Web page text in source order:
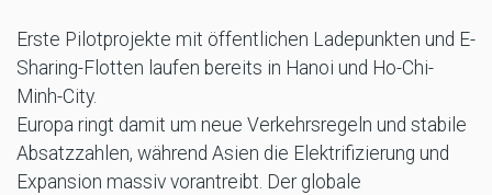
Erste Pilotprojekte mit öffentlichen Ladepunkten und E-
Sharing-Flotten laufen bereits in Hanoi und Ho-Chi-
Minh-City.
Europa ringt damit um neue Verkehrsregeln und stabile
Absatzzahlen, während Asien die Elektrifizierung und
Expansion massiv vorantreibt. Der globale